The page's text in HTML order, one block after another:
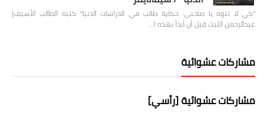
"كي لا تتوه يا صاحبي: حكاية طالب في الدراسات الدنيا" كتبه الطالب الأسيف|
عبدالرحمن الليث قبل أن أبدأ بهذه ا…
مشاركات عشوائية
مشاركات عشوائية [رأسي]